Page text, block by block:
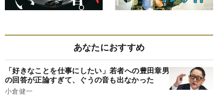
あなたにおすすめ
「好きなことを仕事にしたい」若者への豊田章男
の回答が正論すぎて、ぐうの音も出なかった
小倉健一